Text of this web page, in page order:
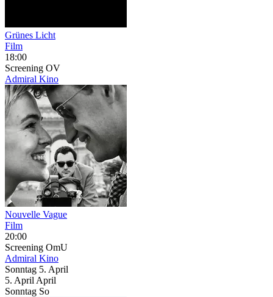
Grünes Licht
Film
18:00
Screening OV
Admiral Kino
Nouvelle Vague
Film
20:00
Screening OmU
Admiral Kino
Sonntag 5. April
5. April April
Sonntag So